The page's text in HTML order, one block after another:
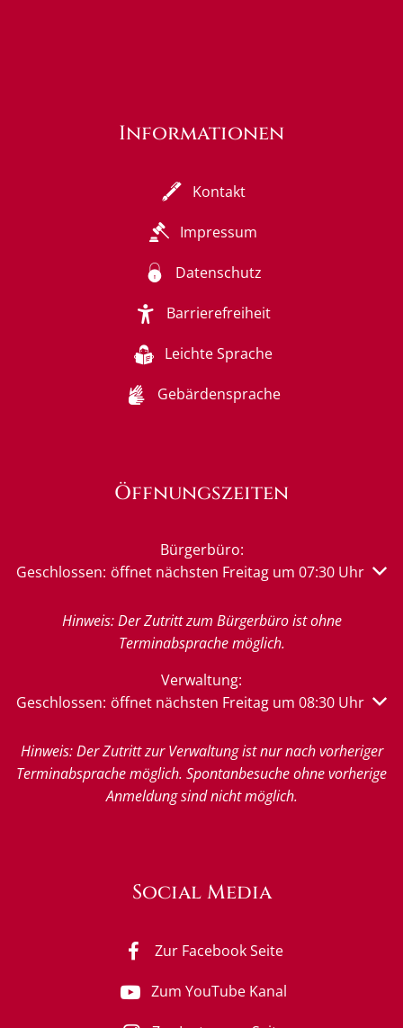
Informationen
Kontakt
Impressum
Datenschutz
Barrierefreiheit
Leichte Sprache
Gebärdensprache
Öffnungszeiten
Bürgerbüro:
Klicken, um weitere Öffnungs- oder Schließzeiten
Geschlossen: öffnet nächsten Freitag um 07:30 Uhr
Hinweis: Der Zutritt zum Bürgerbüro ist ohne
Terminabsprache möglich.
Verwaltung:
Klicken, um weitere Öffnungs- oder Schließzeiten
Geschlossen: öffnet nächsten Freitag um 08:30 Uhr
Hinweis: Der Zutritt zur Verwaltung ist nur nach vorheriger
Terminabsprache möglich. Spontanbesuche ohne vorherige
Anmeldung sind nicht möglich.
Social Media
Zur Facebook Seite
Zum YouTube Kanal